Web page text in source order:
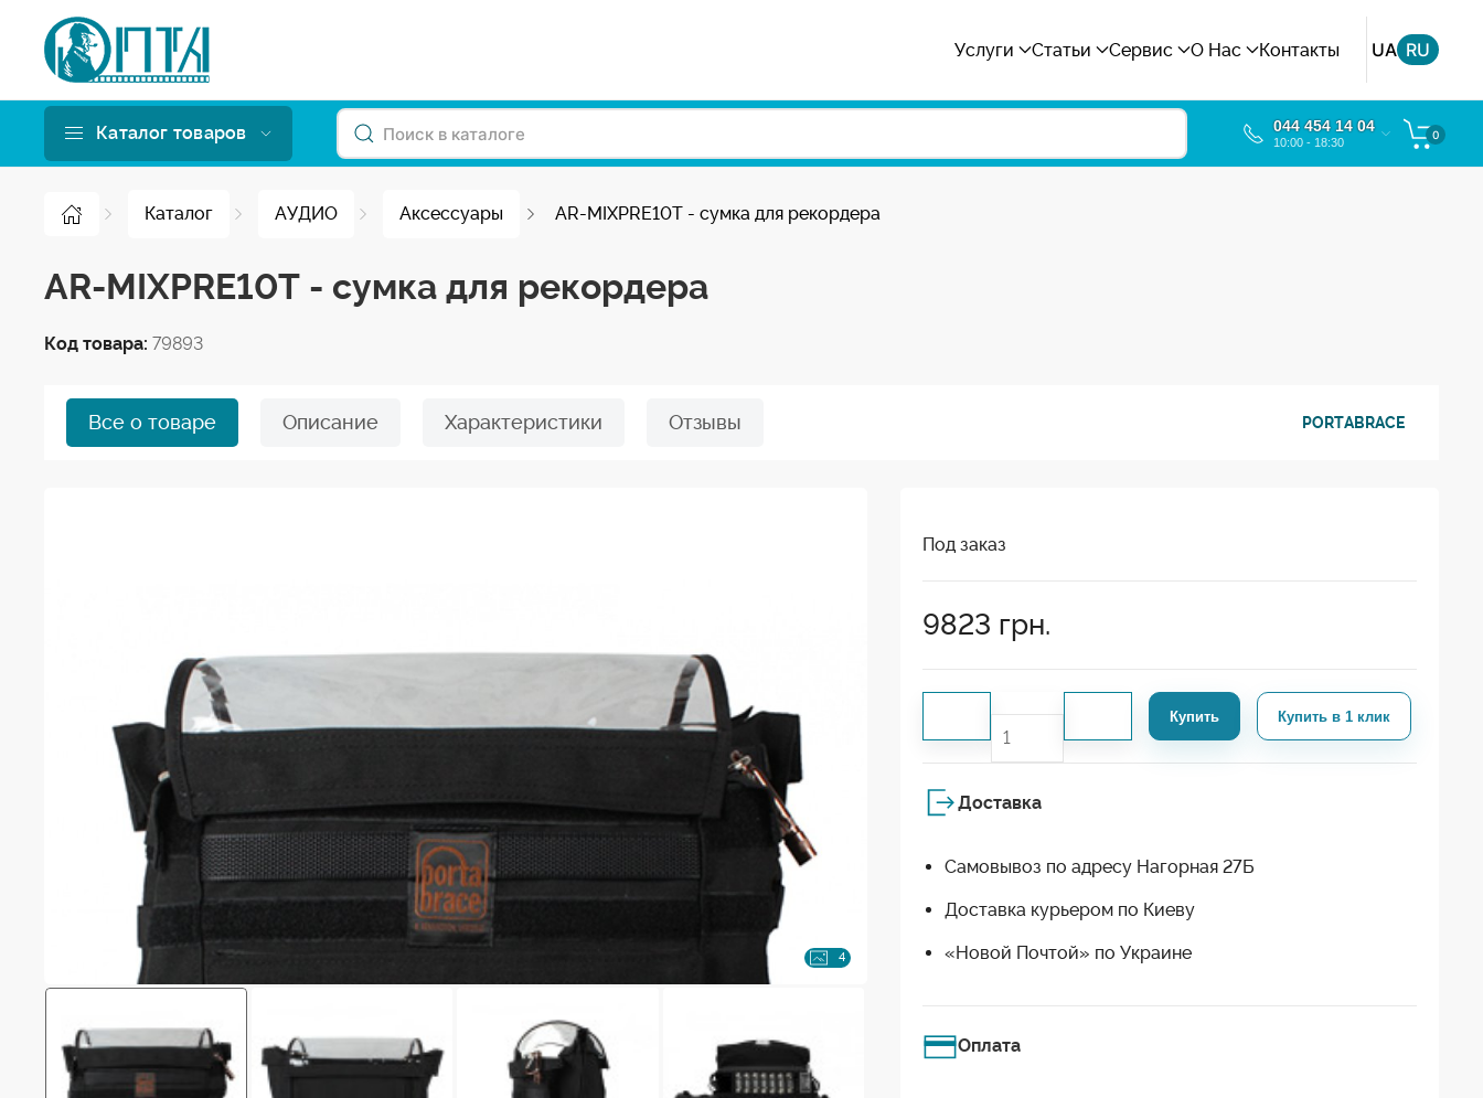
Услуги Статьи Сервис О Нас Контакты UA RU
Каталог товаров 044 454 14 04
10:00 - 18:30
0
Каталог АУДИО Аксессуары AR-MIXPRE10T - сумка для рекордера
AR-MIXPRE10T - сумка для рекордера
Код товара: 79893
Все о товаре Описание Характеристики Отзывы PORTABRACE
4
Под заказ
9823 грн.
Купить Купить в 1 клик
Доставка
Самовывоз по адресу Нагорная 27Б
Доставка курьером по Киеву
«Новой Почтой» по Украине
Оплата